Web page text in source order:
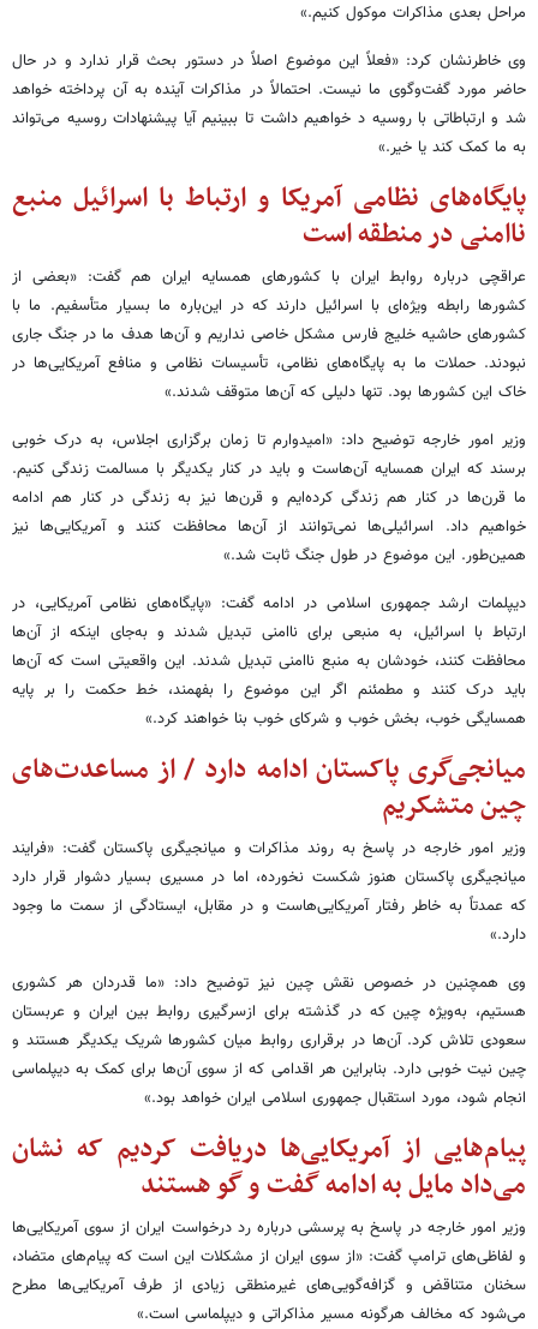
مراحل بعدی مذاکرات موکول کنیم.»
وی خاطرنشان کرد: «فعلاً این موضوع اصلاً در دستور بحث قرار ندارد و در حال
حاضر مورد گفت‌وگوی ما نیست. احتمالاً در مذاکرات آینده به آن پرداخته خواهد
شد و ارتباطاتی با روسیه د خواهیم داشت تا ببینیم آیا پیشنهادات روسیه می‌تواند
به ما کمک کند یا خیر.»
پایگاه‌های نظامی آمریکا و ارتباط با اسرائیل منبع
ناامنی در منطقه است
عراقچی درباره روابط ایران با کشورهای همسایه ایران هم گفت: «بعضی از
کشورها رابطه ویژه‌ای با اسرائیل دارند که در این‌باره ما بسیار متأسفیم. ما با
کشورهای حاشیه خلیج فارس مشکل خاصی نداریم و آن‌ها هدف ما در جنگ جاری
نبودند. حملات ما به پایگاه‌های نظامی، تأسیسات نظامی و منافع آمریکایی‌ها در
خاک این کشورها بود. تنها دلیلی که آن‌ها متوقف شدند.»
وزیر امور خارجه توضیح داد: «امیدوارم تا زمان برگزاری اجلاس، به درک خوبی
برسند که ایران همسایه آن‌هاست و باید در کنار یکدیگر با مسالمت زندگی کنیم.
ما قرن‌ها در کنار هم زندگی کرده‌ایم و قرن‌ها نیز به زندگی در کنار هم ادامه
خواهیم داد. اسرائیلی‌ها نمی‌توانند از آن‌ها محافظت کنند و آمریکایی‌ها نیز
همین‌طور. این موضوع در طول جنگ ثابت شد.»
دیپلمات ارشد جمهوری اسلامی در ادامه گفت: «پایگاه‌های نظامی آمریکایی، در
ارتباط با اسرائیل، به منبعی برای ناامنی تبدیل شدند و به‌جای اینکه از آن‌ها
محافظت کنند، خودشان به منبع ناامنی تبدیل شدند. این واقعیتی است که آن‌ها
باید درک کنند و مطمئنم اگر این موضوع را بفهمند، خط حکمت را بر پایه
همسایگی خوب، بخش خوب و شرکای خوب بنا خواهند کرد.»
میانجی‌گری پاکستان ادامه دارد / از مساعدت‌های
چین متشکریم
وزیر امور خارجه در پاسخ به روند مذاکرات و میانجیگری پاکستان گفت: «فرایند
میانجیگری پاکستان هنوز شکست نخورده، اما در مسیری بسیار دشوار قرار دارد
که عمدتاً به خاطر رفتار آمریکایی‌هاست و در مقابل، ایستادگی از سمت ما وجود
دارد.»
وی همچنین در خصوص نقش چین نیز توضیح داد: «ما قدردان هر کشوری
هستیم، به‌ویژه چین که در گذشته برای ازسرگیری روابط بین ایران و عربستان
سعودی تلاش کرد. آن‌ها در برقراری روابط میان کشورها شریک یکدیگر هستند و
چین نیت خوبی دارد. بنابراین هر اقدامی که از سوی آن‌ها برای کمک به دیپلماسی
انجام شود، مورد استقبال جمهوری اسلامی ایران خواهد بود.»
پیام‌هایی از آمریکایی‌ها دریافت کردیم که نشان
می‌داد مایل به ادامه گفت و گو هستند
وزیر امور خارجه در پاسخ به پرسشی درباره رد درخواست ایران از سوی آمریکایی‌ها
و لفاظی‌های ترامپ گفت: «از سوی ایران از مشکلات این است که پیام‌های متضاد،
سخنان متناقض و گزافه‌گویی‌های غیرمنطقی زیادی از طرف آمریکایی‌ها مطرح
می‌شود که مخالف هرگونه مسیر مذاکراتی و دیپلماسی است.»